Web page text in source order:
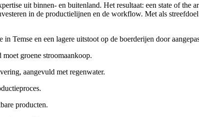
uit binnen- en buitenland. Het resultaat: een state of
in de productielijnen en de workflow. Met als
in Temse en een lagere uitstoot op de boerderijen door
moet groene stroomaankoop.
aangevuld met regenwater.
producten.